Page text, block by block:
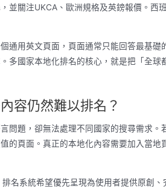
並關注UKCA、歐洲規格及英鎊報價。
通用英文頁面，頁面通常只能回答最基
多國家本地化排名的核心，就是把「全
容仍然難以排名？
問題，卻無法處理不同國家的搜尋需求
的頁面。真正的本地化內容需要加入當
名系統希望優先呈現為使用者提供原創